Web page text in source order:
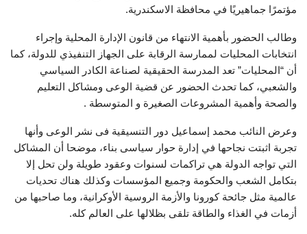
مؤتمرًا جماهيريًا في محافظة الاسكندرية.
وطالب الحضور بأهمية الانتهاء من قانون الإدارة المحلية وإجراء
انتخابات المحليات لممارسة الرقابة على الجهاز التنفيذي للدولة، كما
أن “المحليات” تعد المدرسة الحقيقية لصناعة الكادر السياسي
والشعبي، كما تحدث الحضور عن قضية الوعى ومشاكل التعليم
والصحة وأهمية المشروعات الصغيرة و المتوسطة .
وعرض النائب محمد إسماعيل دور التنسيقية فى نشر الوعى وأنها
تجربة اثبتت نجاحها في إدارة حوار سياسى بناء، موضحا أن المشاكل
التي تواجه الدولة هي تراكمات لسنوات وعقود طويلة ولن تحل إلا
بتكامل الشعب والحكومة وجميع المؤسسات وكذلك هناك تحديات
عالمية مثل جائحة كورونا والأزمة الروسية الأوكرانية، وما صاحبها من
أزمات في الغذاء والطاقة تلقى بظلالها على العالم كله.